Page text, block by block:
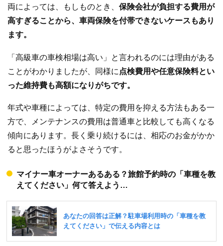
両によっては、もしものとき、 保険会社が負担する費用が
高すぎることから、車両保険を付帯できないケースもあり
ます。
「高級車の車検相場は高い」と言われるのには理由がある
ことがわかりましたが、同様に 点検費用や任意保険料とい
った維持費も高額になりがちです。
年式や車種によっては、特定の費用を抑える方法もある一
方で、メンテナンスの費用は普通車と比較しても高くなる
傾向にあります。長く乗り続けるには、相応のお金がかか
ると思ったほうがよさそうです。
マイナー車オーナーあるある？旅館予約時の「車種を教
えてください」何て答えよう…